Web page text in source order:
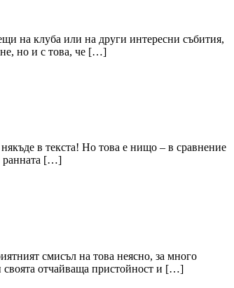
на клуба или на други интересни събития,
но и с това, че […]
в текста! Но това е нищо – в сравнение
ранната […]
смисъл на това неясно, за много
своята отчайваща пристойност и […]